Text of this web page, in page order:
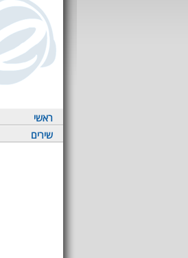
ראשי
שירים